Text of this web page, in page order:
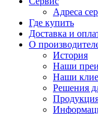
Адреса
Где купить
Доставка и
О
История
Наши
Наши
Решения